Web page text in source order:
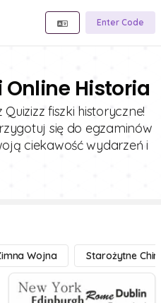
Enter Code
Online Historia
fiszki historyczne!
się do egzaminów
ciekawość wydarzeń i
Wojna Starożytne